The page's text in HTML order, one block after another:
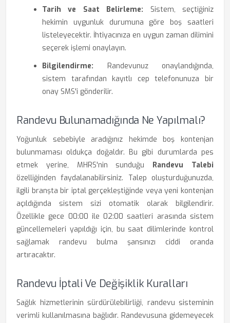
Tarih ve Saat Belirleme: Sistem, seçtiğiniz
hekimin uygunluk durumuna göre boş saatleri
listeleyecektir. İhtiyacınıza en uygun zaman dilimini
seçerek işlemi onaylayın.
Bilgilendirme: Randevunuz onaylandığında,
sistem tarafından kayıtlı cep telefonunuza bir
onay SMS'i gönderilir.
Randevu Bulunamadığında Ne Yapılmalı?
Yoğunluk sebebiyle aradığınız hekimde boş kontenjan
bulunmaması oldukça doğaldır. Bu gibi durumlarda pes
etmek yerine, MHRS'nin sunduğu Randevu Talebi
özelliğinden faydalanabilirsiniz. Talep oluşturduğunuzda,
ilgili branşta bir iptal gerçekleştiğinde veya yeni kontenjan
açıldığında sistem sizi otomatik olarak bilgilendirir.
Özellikle gece 00:00 ile 02:00 saatleri arasında sistem
güncellemeleri yapıldığı için, bu saat dilimlerinde kontrol
sağlamak randevu bulma şansınızı ciddi oranda
artıracaktır.
Randevu İptali Ve Değişiklik Kuralları
Sağlık hizmetlerinin sürdürülebilirliği, randevu sisteminin
verimli kullanılmasına bağlıdır. Randevusuna gidemeyecek